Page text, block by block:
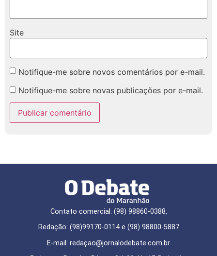
Site
Notifique-me sobre novos comentários por e-mail.
Notifique-me sobre novas publicações por e-mail.
Contato comercial: (98) 98860-0388,
Redação: (98)99170-0114 e (98) 98800-5887
E-mail: redaçao@jornalodebate.com.br